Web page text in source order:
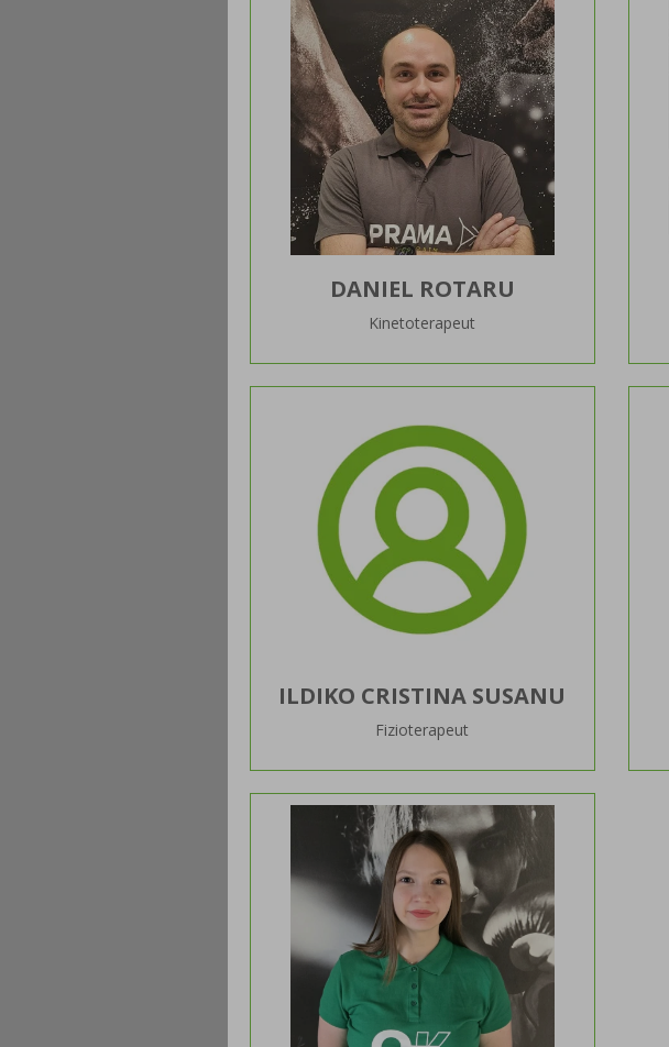
DANIEL ROTARU
Kinetoterapeut
ILDIKO CRISTINA SUSANU
Fizioterapeut